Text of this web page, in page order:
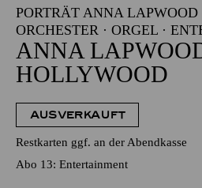
PORTRÄT ANNA LAPWOOD ·
RCHESTER · ORGEL ·
ANNA
HOLLYWOOD
AUSVERKAUFT
Restkarten ggf. an der Abendkasse
Abo 13: Entertainment